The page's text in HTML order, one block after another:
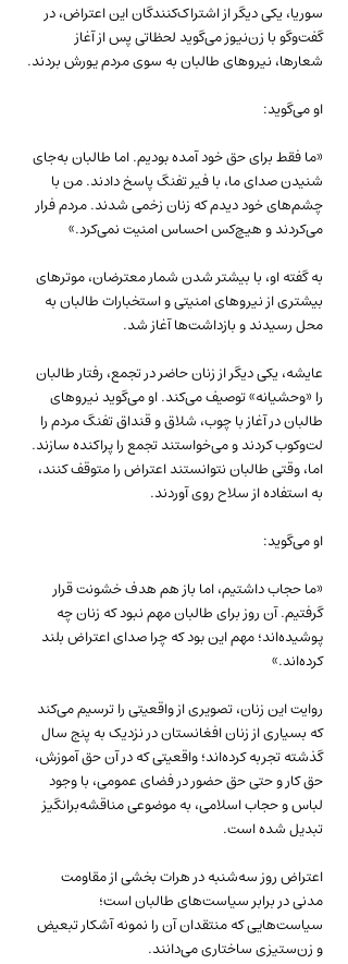
سوریا، یکی دیگر از اشتراک‌کنندگان این اعتراض، در
گفت‌وگو با زن‌نیوز می‌گوید لحظاتی پس از آغاز
شعارها، نیروهای طالبان به سوی مردم یورش بردند.
او می‌گوید:
«ما فقط برای حق خود آمده بودیم. اما طالبان به‌جای
شنیدن صدای ما، با فیر تفنگ پاسخ دادند. من با
چشم‌های خود دیدم که زنان زخمی شدند. مردم فرار
می‌کردند و هیچ‌کس احساس امنیت نمی‌کرد.»
به گفته او، با بیشتر شدن شمار معترضان، موترهای
بیشتری از نیروهای امنیتی و استخبارات طالبان به
محل رسیدند و بازداشت‌ها آغاز شد.
عایشه، یکی دیگر از زنان حاضر در تجمع، رفتار طالبان
را «وحشیانه» توصیف می‌کند. او می‌گوید نیروهای
طالبان در آغاز با چوب، شلاق و قنداق تفنگ مردم را
لت‌وکوب کردند و می‌خواستند تجمع را پراکنده سازند.
اما، وقتی طالبان نتوانستند اعتراض را متوقف کنند،
به استفاده از سلاح روی آوردند.
او می‌گوید:
«ما حجاب داشتیم، اما باز هم هدف خشونت قرار
گرفتیم. آن روز برای طالبان مهم نبود که زنان چه
پوشیده‌اند؛ مهم این بود که چرا صدای اعتراض بلند
کرده‌اند.»
روایت این زنان، تصویری از واقعیتی را ترسیم می‌کند
که بسیاری از زنان افغانستان در نزدیک به پنج سال
گذشته تجربه کرده‌اند؛ واقعیتی که در آن حق آموزش،
حق کار و حتی حق حضور در فضای عمومی، با وجود
لباس و حجاب اسلامی، به موضوعی مناقشه‌برانگیز
تبدیل شده است.
اعتراض روز سه‌شنبه در هرات بخشی از مقاومت
مدنی در برابر سیاست‌های طالبان است؛
سیاست‌هایی که منتقدان آن را نمونه آشکار تبعیض
و زن‌ستیزی ساختاری می‌دانند.